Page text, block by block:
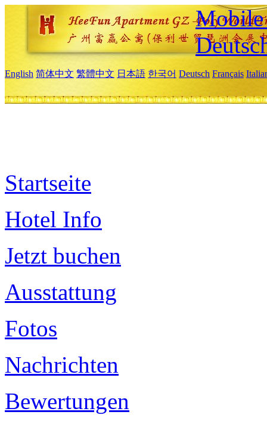
Mobile
English 简体中文 繁體中文 日本語 한국어 Deutsch Français
Startseite
Hotel Info
Jetzt buchen
Ausstattung
Fotos
Nachrichten
Bewertungen